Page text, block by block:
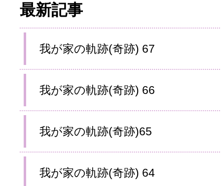
最新記事
我が家の軌跡(奇跡) 67
我が家の軌跡(奇跡) 66
我が家の軌跡(奇跡)65
我が家の軌跡(奇跡) 64